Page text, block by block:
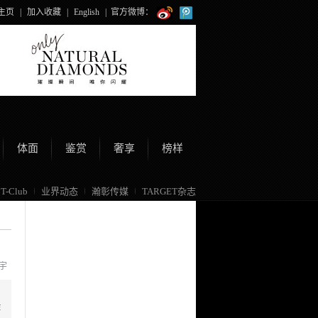
页 加入收藏 English 官方微博：
体面 鉴赏 奢享 榜样
T-Club 业界动态 瀚彰传媒 TARGET杂志